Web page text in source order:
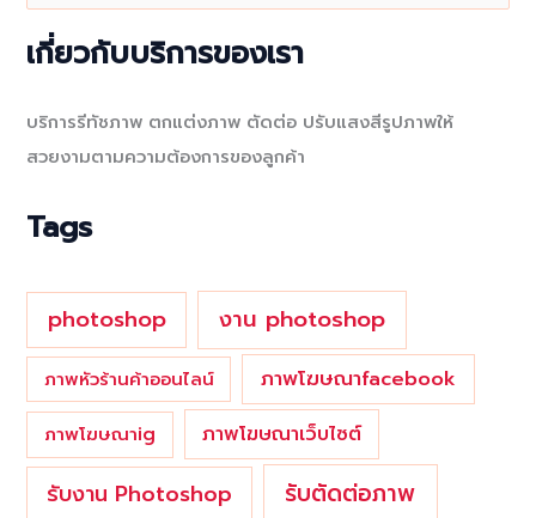
r
เกี่ยวกับบริการของเรา
บริการรีทัชภาพ ตกแต่งภาพ ตัดต่อ ปรับแสงสีรูปภาพให้
สวยงามตามความต้องการของลูกค้า
Tags
photoshop งาน photoshop
ภาพหัวร้านค้าออนไลน์ ภาพโฆษณาfacebook
ภาพโฆษณาig ภาพโฆษณาเว็บไซต์
รับงาน Photoshop
รับตัดต่อภาพ